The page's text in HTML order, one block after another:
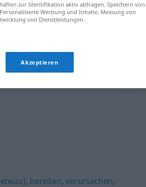
, bereiten, verursachen,
zur Identifikation aktiv abfragen. Speichern von
Werbung und Inhalte, Messung von
von Dienstleistungen.
Akzeptieren